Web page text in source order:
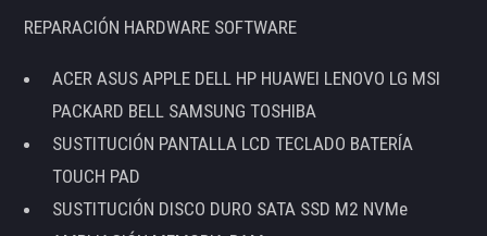
REPARACIÓN HARDWARE SOFTWARE
ACER ASUS APPLE DELL HP HUAWEI LENOVO LG MSI
PACKARD BELL SAMSUNG TOSHIBA
SUSTITUCIÓN PANTALLA LCD TECLADO BATERÍA
TOUCH PAD
SUSTITUCIÓN DISCO DURO SATA SSD M2 NVMe